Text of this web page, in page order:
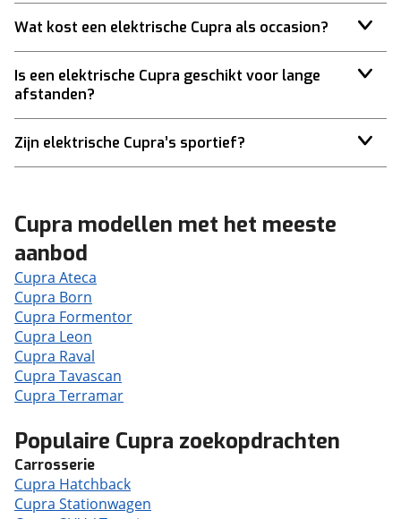
Wat kost een elektrische Cupra als occasion?
Is een elektrische Cupra geschikt voor lange
afstanden?
Zijn elektrische Cupra’s sportief?
Cupra modellen met het meeste
aanbod
Cupra Ateca
Cupra Born
Cupra Formentor
Cupra Leon
Cupra Raval
Cupra Tavascan
Cupra Terramar
Populaire Cupra zoekopdrachten
Carrosserie
Cupra Hatchback
Cupra Stationwagen